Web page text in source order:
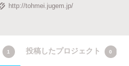
http://tohmei.jugem.jp/
1 投稿したプロジェクト 0